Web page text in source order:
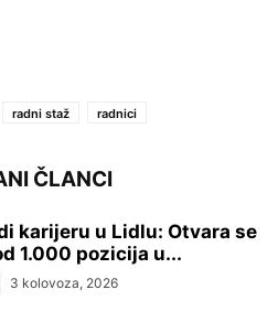
radni staž radnici
ČLANCI
karijeru u Lidlu: Otvara se
1.000 pozicija u...
3 kolovoza, 2026